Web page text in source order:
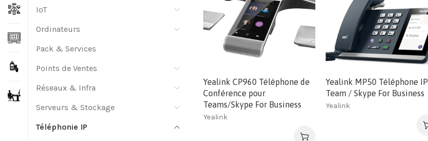
IoT
Ordinateurs
Pack & Services
Points de Ventes
Réseaux & Infra
Serveurs & Stockage
Téléphonie IP
Yealink CP960 Téléphone de
Conférence pour
Teams/Skype For Business
Yealink
Yealink MP50 Téléphone IP
Team / Skype For Business
Yealink